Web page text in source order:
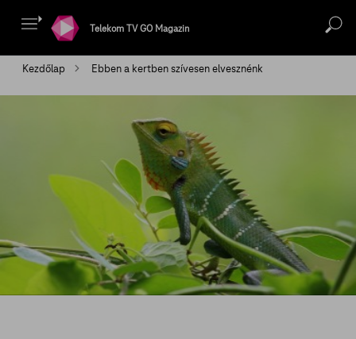
Telekom TV GO Magazin
Kezdőlap Ebben a kertben szívesen elvesznénk